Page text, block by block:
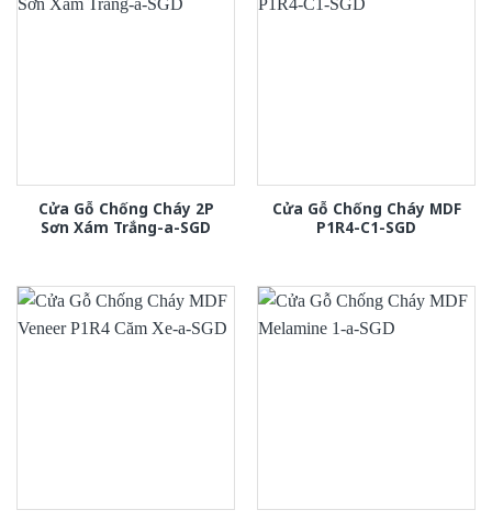
Cửa Gỗ Chống Cháy 2P
Sơn Xám Trắng-a-SGD
Cửa Gỗ Chống Cháy MDF
P1R4-C1-SGD